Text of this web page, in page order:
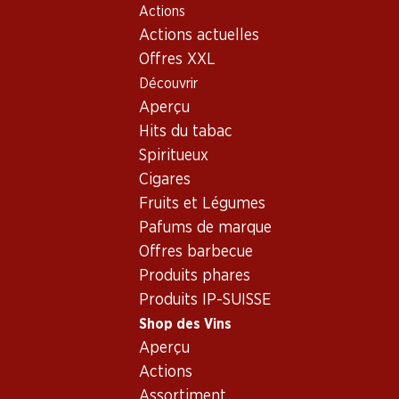
Actions
Actions actuelles
Offres XXL
Découvrir
Aperçu
Hits du tabac
Spiritueux
Cigares
Fruits et Légumes
Pafums de marque
Offres barbecue
Produits phares
Produits IP-SUISSE
Shop des Vins
Aperçu
Actions
Shop des Vins
France
Bordeaux
Bio et Demeter Château Ferrière Margaux AOC, 3e Cru
Exclusivité web !
Recto